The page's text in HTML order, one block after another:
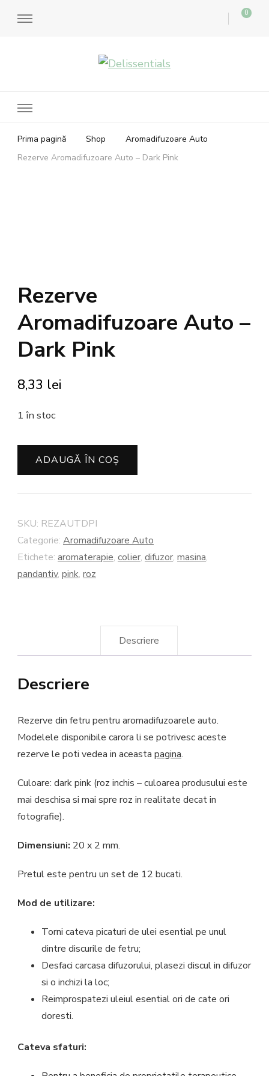
0
Prima pagină Shop
Aromadifuzoare Auto
Rezerve Aromadifuzoare Auto – Dark Pink
Rezerve
Aromadifuzoare Auto –
Dark Pink
8,33 lei
1 în stoc
Cantitate
Rezerve
-
Dark
Pink
ADAUGĂ ÎN COȘ
SKU: REZAUTDPI
Categorie: Aromadifuzoare Auto
Etichete: aromaterapie, colier, difuzor, masina,
pandantiv, pink, roz
Descriere
Descriere
Rezerve din fetru pentru aromadifuzoarele auto.
Modelele disponibile carora li se potrivesc aceste
rezerve le poti vedea in aceasta pagina.
Culoare: dark pink (roz inchis – culoarea produsului este
mai deschisa si mai spre roz in realitate decat in
fotografie).
Dimensiuni: 20 x 2 mm.
Pretul este pentru un set de 12 bucati.
Mod de utilizare:
Torni cateva picaturi de ulei esential pe unul
dintre discurile de fetru;
Desfaci carcasa difuzorului, plasezi discul in difuzor
si o inchizi la loc;
Reimprospatezi uleiul esential ori de cate ori
doresti.
Cateva sfaturi: